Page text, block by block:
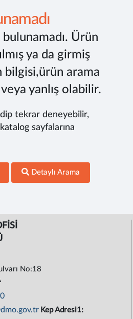
bulunamadı. Ürün
ya da girmiş
bilgisi,ürün arama
yanlış olabilir.
tekrar deneyebilir,
sayfalarına
Detaylı Arama
No:18
Kep Adresi1: